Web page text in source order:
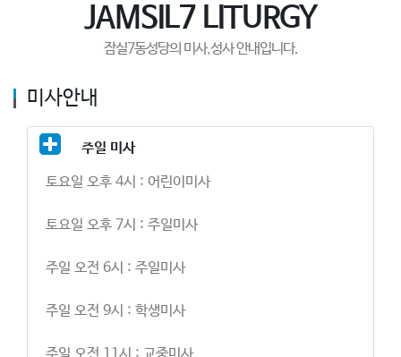
JAMSIL7 LITURGY
잠실7동성당의 미사,성사 안내입니다.
미사안내
주일 미사
토요일 오후 4시 : 어린이미사
토요일 오후 7시 : 주일미사
주일 오전 6시 : 주일미사
주일 오전 9시 : 학생미사